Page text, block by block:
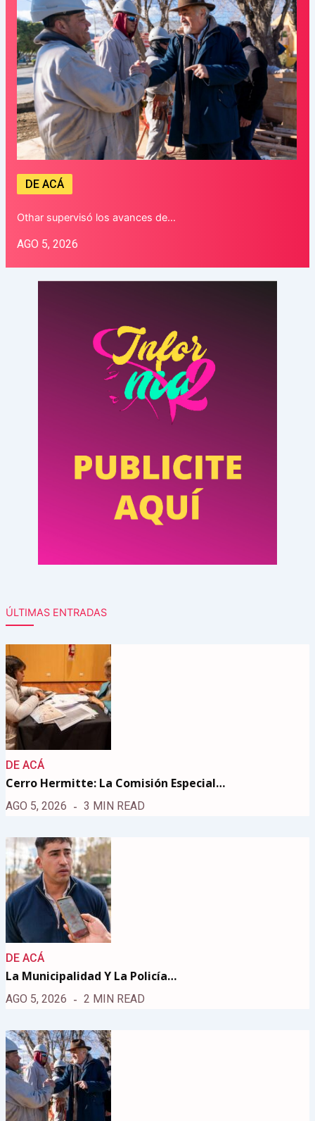
DE ACÁ
Othar supervisó los avances de…
AGO 5, 2026
ÚLTIMAS ENTRADAS
DE ACÁ
Cerro Hermitte: La Comisión Especial…
AGO 5, 2026 3 MIN READ
DE ACÁ
La Municipalidad Y La Policía…
AGO 5, 2026 2 MIN READ